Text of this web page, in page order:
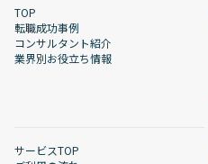
TOP
転職成功事例
コンサルタント紹介
業界別お役立ち情報
サービスTOP